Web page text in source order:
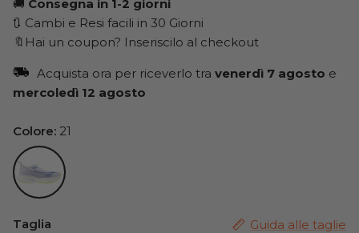
🚚 Consegna in 1-2 giorni
🔃 Cambi e Resi facili in 30 Giorni
🔖Hai un coupon? Inseriscilo al checkout
Acquista ora per riceverlo tra venerdì 7 agosto e
mercoledì 12 agosto
Colore 21
21
Taglia Guida alle taglie